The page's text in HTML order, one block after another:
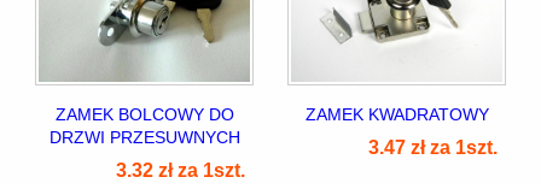
ZAMEK BOLCOWY DO
DRZWI PRZESUWNYCH
3.32 zł za 1szt.
ZAMEK KWADRATOWY
3.47 zł za 1szt.